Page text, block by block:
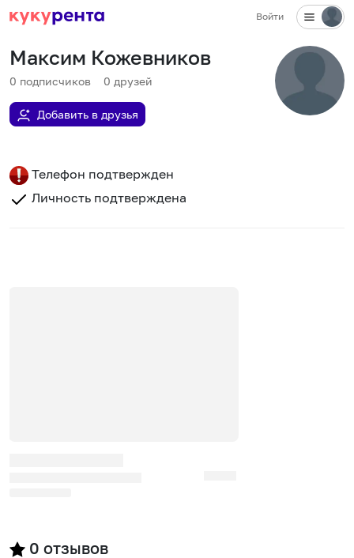
Войти
Максим Кожевников
0 подписчиков 0 друзей
Добавить в друзья
Телефон подтвержден
Личность подтверждена
0 отзывов